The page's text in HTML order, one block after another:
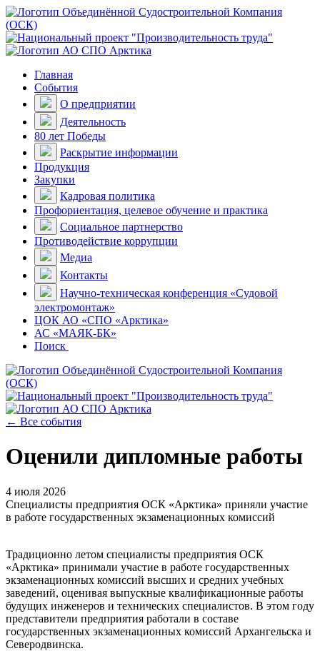
Главная
События
О предприятии
Деятельность
80 лет Победы
Раскрытие информации
Продукция
Закупки
Кадровая политика
Профориентация, целевое обучение и практика
Социальное партнерство
Противодействие коррупции
Медиа
Контакты
Научно-техническая конференция «Судовой
электромонтаж»
ЦОК АО «СПО «Арктика»
АС «МАЯК-БК»
Поиск
← Все события
Оценили дипломные работы
4 июля 2026
Специалисты предприятия ОСК «Арктика» приняли участие
в работе государственных экзаменационных комиссий
Традиционно летом специалисты предприятия ОСК
«Арктика» принимали участие в работе государственных
экзаменационных комиссий высших и средних учебных
заведений, оценивая выпускные квалификационные работы
будущих инженеров и технических специалистов. В этом году
представители предприятия работали в составе
государственных экзаменационных комиссий Архангельска и
Северодвинска.